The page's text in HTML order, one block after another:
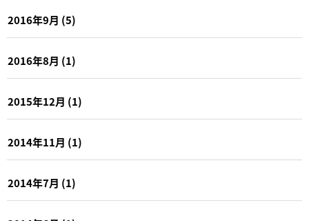
2016年9月 (5)
2016年8月 (1)
2015年12月 (1)
2014年11月 (1)
2014年7月 (1)